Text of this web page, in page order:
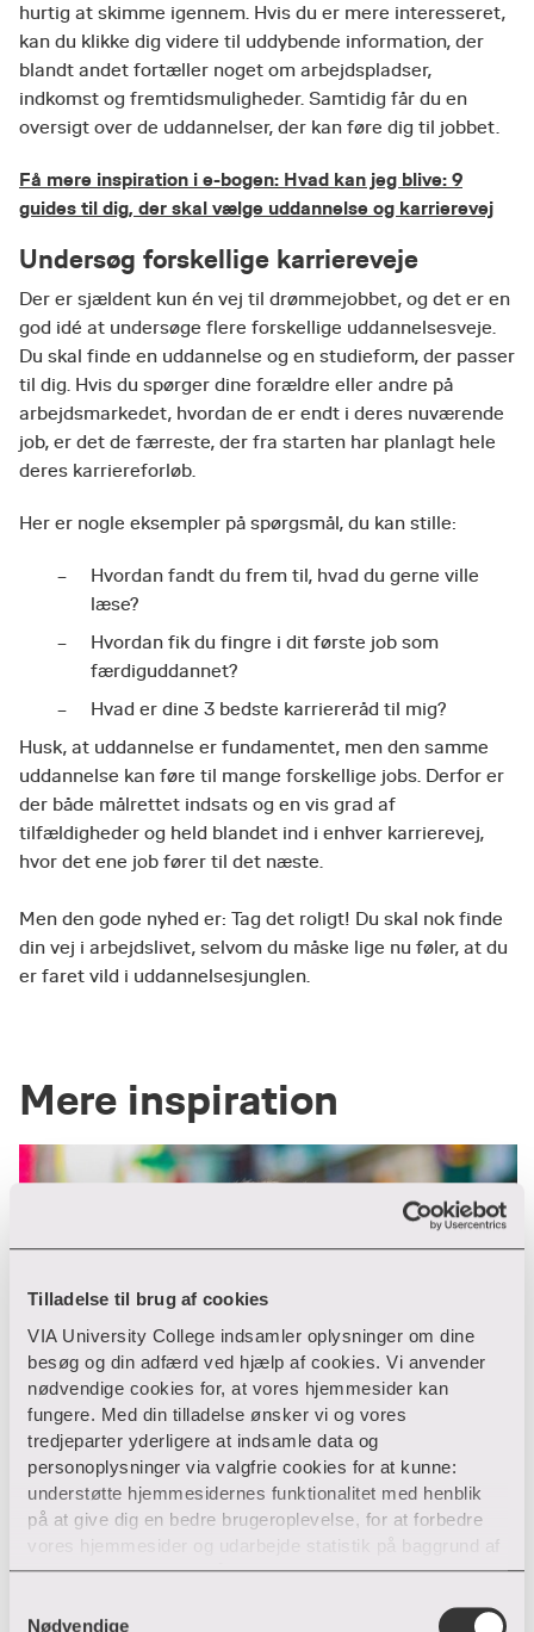
Tilladelse til brug af cookies
VIA University College indsamler oplysninger om dine
besøg og din adfærd ved hjælp af cookies. Vi anvender
nødvendige cookies for, at vores hjemmesider kan
fungere. Med din tilladelse ønsker vi og vores
tredjeparter yderligere at indsamle data og
personoplysninger via valgfrie cookies for at kunne:
understøtte hjemmesidernes funktionalitet med henblik
på at give dig en bedre brugeroplevelse, for at forbedre
vores hjemmesider og udarbejde statistik på baggrund af
analyser samt for at målrette markedsføring via andre
Nødvendige
hurtig at skimme igennem. Hvis du er mere interesseret,
kan du klikke dig videre til uddybende information, der
blandt andet fortæller noget om arbejdspladser,
indkomst og fremtidsmuligheder. Samtidig får du en
oversigt over de uddannelser, der kan føre dig til jobbet.
Få mere inspiration i e-bogen: Hvad kan jeg blive: 9
guides til dig, der skal vælge uddannelse og karrierevej
Undersøg forskellige karriereveje
Der er sjældent kun én vej til drømmejobbet, og det er en
god idé at undersøge flere forskellige uddannelsesveje.
Du skal finde en uddannelse og en studieform, der passer
til dig. Hvis du spørger dine forældre eller andre på
arbejdsmarkedet, hvordan de er endt i deres nuværende
job, er det de færreste, der fra starten har planlagt hele
deres karriereforløb.
Her er nogle eksempler på spørgsmål, du kan stille:
Hvordan fandt du frem til, hvad du gerne ville
læse?
Hvordan fik du fingre i dit første job som
færdiguddannet?
Hvad er dine 3 bedste karriereråd til mig?
Husk, at uddannelse er fundamentet, men den samme
uddannelse kan føre til mange forskellige jobs. Derfor er
der både målrettet indsats og en vis grad af
tilfældigheder og held blandet ind i enhver karrierevej,
hvor det ene job fører til det næste.
Men den gode nyhed er: Tag det roligt! Du skal nok finde
din vej i arbejdslivet, selvom du måske lige nu føler, at du
er faret vild i uddannelsesjunglen.
Mere inspiration